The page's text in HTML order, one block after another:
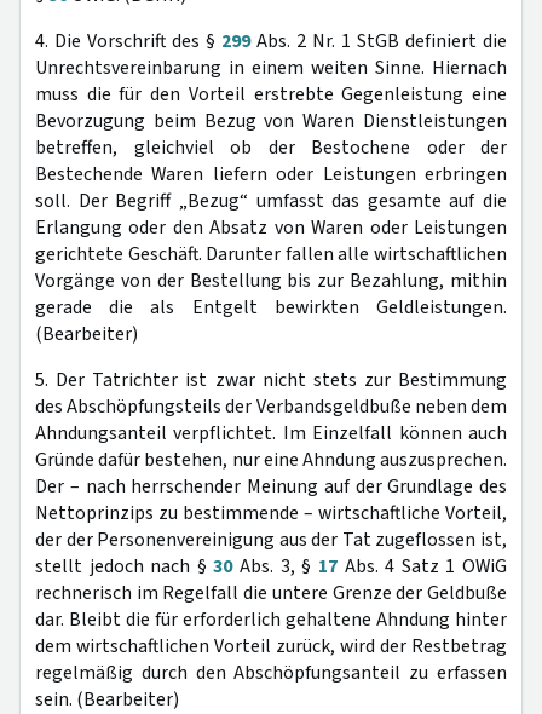
4. Die Vorschrift des § 299Abs. 2 Nr. 1 StGB definiert die
Unrechtsvereinbarung in einem weiten Sinne. Hiernach
muss die für den Vorteil erstrebte Gegenleistung eine
Bevorzugung beim Bezug von Waren Dienstleistungen
betreffen, gleichviel ob der Bestochene oder der
Bestechende Waren liefern oder Leistungen erbringen
soll. Der Begriff „Bezug“ umfasst das gesamte auf die
Erlangung oder den Absatz von Waren oder Leistungen
gerichtete Geschäft. Darunter fallen alle wirtschaftlichen
Vorgänge von der Bestellung bis zur Bezahlung, mithin
gerade die als Entgelt bewirkten Geldleistungen.
(Bearbeiter)
5. Der Tatrichter ist zwar nicht stets zur Bestimmung
des Abschöpfungsteils der Verbandsgeldbuße neben dem
Ahndungsanteil verpflichtet. Im Einzelfall können auch
Gründe dafür bestehen, nur eine Ahndung auszusprechen.
Der – nach herrschender Meinung auf der Grundlage des
Nettoprinzips zu bestimmende – wirtschaftliche Vorteil,
der der Personenvereinigung aus der Tat zugeflossen ist,
stellt jedoch nach §30Abs. 3, § 17Abs. 4 Satz 1 OWiG
rechnerisch im Regelfall die untere Grenze der Geldbuße
dar. Bleibt die für erforderlich gehaltene Ahndung hinter
dem wirtschaftlichen Vorteil zurück, wird der Restbetrag
regelmäßig durch den Abschöpfungsanteil zu erfassen
sein. (Bearbeiter)